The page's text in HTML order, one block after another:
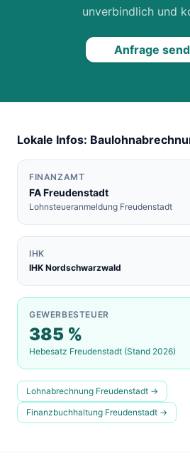
unverbindlich und
Anfrage
Lokale Infos:
FINANZAMT
FAFreudenstadt
Lohnsteueranmeldung Freudenstadt
IHK
IHK Nordschwarzwald
GEWERBESTEUER
385 %
Hebesatz Freudenstadt (Stand 2026)
Lohnabrechnung Freudenstadt →
Finanzbuchhaltung Freudenstadt →